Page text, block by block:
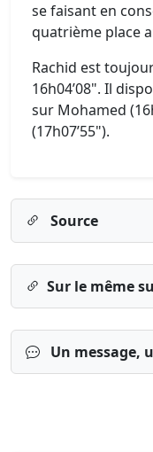
se faisant en
quatrième place
Rachid est
16h04’08". Il
sur Mohamed
(17h07’55").
Source
Sur le même
Un message,